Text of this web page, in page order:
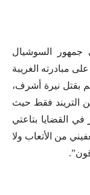
السوشيال
مبادرته الغريبة
بقتل نيرة أشرف،
التريند فقط حيث
القضايا بتاعتي
من الأتعاب ولا